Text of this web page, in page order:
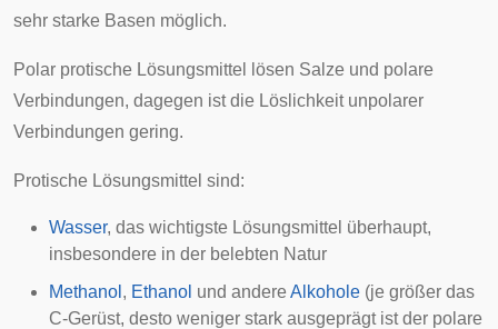
sehr starke Basen möglich.
Polar protische Lösungsmittel lösen Salze und polare
Verbindungen, dagegen ist die Löslichkeit unpolarer
Verbindungen gering.
Protische Lösungsmittel sind:
Wasser, das wichtigste Lösungsmittel überhaupt,
insbesondere in der belebten Natur
Methanol , Ethanol und andere Alkohole (je größer das
C-Gerüst, desto weniger stark ausgeprägt ist der polare